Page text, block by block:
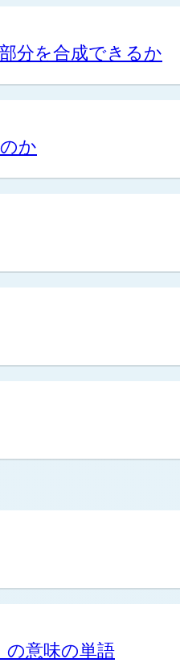
分を合成できるか
か
の意味の単語